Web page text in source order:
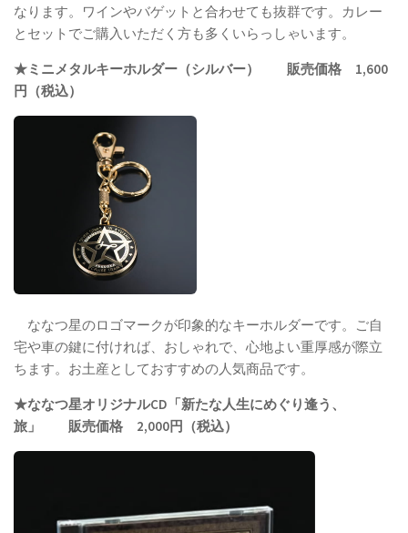
なります。ワインやバゲットと合わせても抜群です。カレー
とセットでご購入いただく方も多くいらっしゃいます。
★ミニメタルキーホルダー（シルバー） 販売価格 1,600
円（税込）
ななつ星のロゴマークが印象的なキーホルダーです。ご自
宅や車の鍵に付ければ、おしゃれで、心地よい重厚感が際立
ちます。お土産としておすすめの人気商品です。
★ななつ星オリジナルCD「新たな人生にめぐり逢う、
旅」 販売価格 2,000円（税込）